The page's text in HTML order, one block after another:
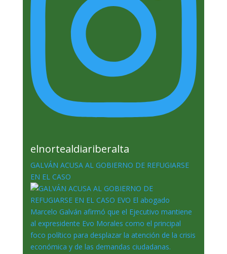
elnortealdiariberalta
GALVÁN ACUSA AL GOBIERNO DE REFUGIARSE
EN EL CASO